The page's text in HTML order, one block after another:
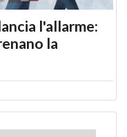
l'allarme:
la